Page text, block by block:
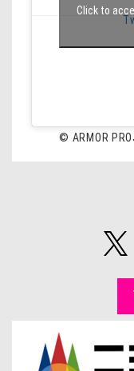
Click to
© ARMOR